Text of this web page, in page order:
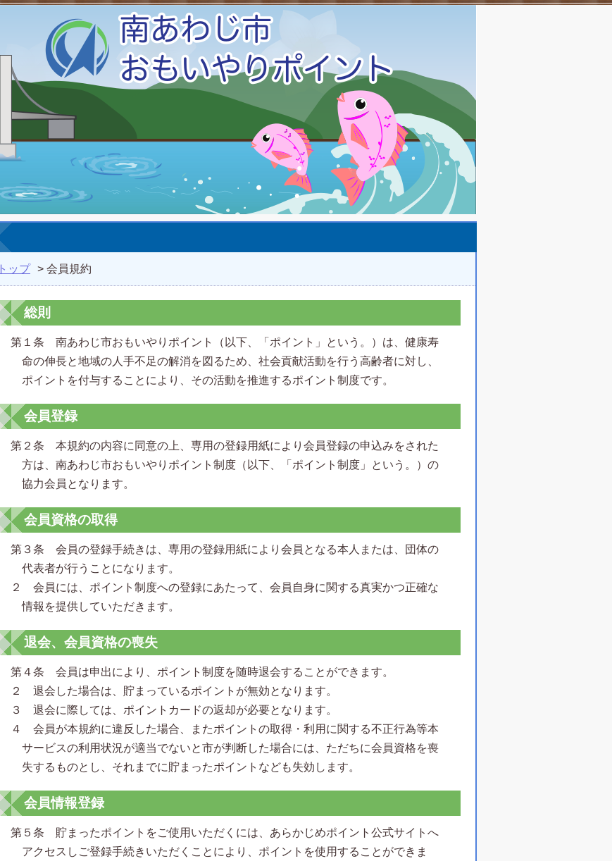
トップ > 会員規約
総則
第１条 南あわじ市おもいやりポイント（以下、「ポイント」という。）は、健康寿
命の伸長と地域の人手不足の解消を図るため、社会貢献活動を行う高齢者に対し、
ポイントを付与することにより、その活動を推進するポイント制度です。
会員登録
第２条 本規約の内容に同意の上、専用の登録用紙により会員登録の申込みをされた
方は、南あわじ市おもいやりポイント制度（以下、「ポイント制度」という。）の
協力会員となります。
会員資格の取得
第３条 会員の登録手続きは、専用の登録用紙により会員となる本人または、団体の
代表者が行うことになります。
２ 会員には、ポイント制度への登録にあたって、会員自身に関する真実かつ正確な
情報を提供していただきます。
退会、会員資格の喪失
第４条 会員は申出により、ポイント制度を随時退会することができます。
２ 退会した場合は、貯まっているポイントが無効となります。
３ 退会に際しては、ポイントカードの返却が必要となります。
４ 会員が本規約に違反した場合、またポイントの取得・利用に関する不正行為等本
サービスの利用状況が適当でないと市が判断した場合には、ただちに会員資格を喪
失するものとし、それまでに貯まったポイントなども失効します。
会員情報登録
第５条 貯まったポイントをご使用いただくには、あらかじめポイント公式サイトへ
アクセスしご登録手続きいただくことにより、ポイントを使用することができま